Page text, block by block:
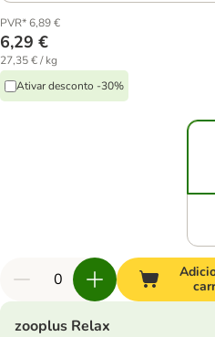
PVR* 6,89 €
6,29 €
27,35 € / kg
Ativar desconto -30%
zooplus Relax